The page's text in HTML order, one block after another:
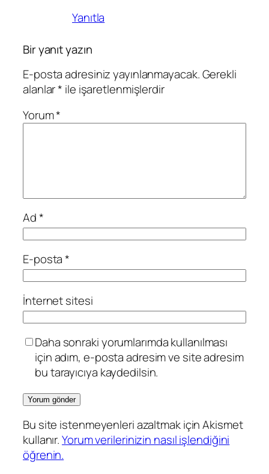
Yanıtla
Bir yanıt yazın
E-posta adresiniz yayınlanmayacak.Gerekli
alanlar* ile işaretlenmişlerdir
Yorum*
Ad*
E-posta*
İnternet sitesi
Daha sonraki yorumlarımda kullanılması
için adım, e-posta adresim ve site adresim
bu tarayıcıya kaydedilsin.
Bu site istenmeyenleri azaltmak için Akismet
kullanır.Yorum verilerinizin nasıl işlendiğini
öğrenin.